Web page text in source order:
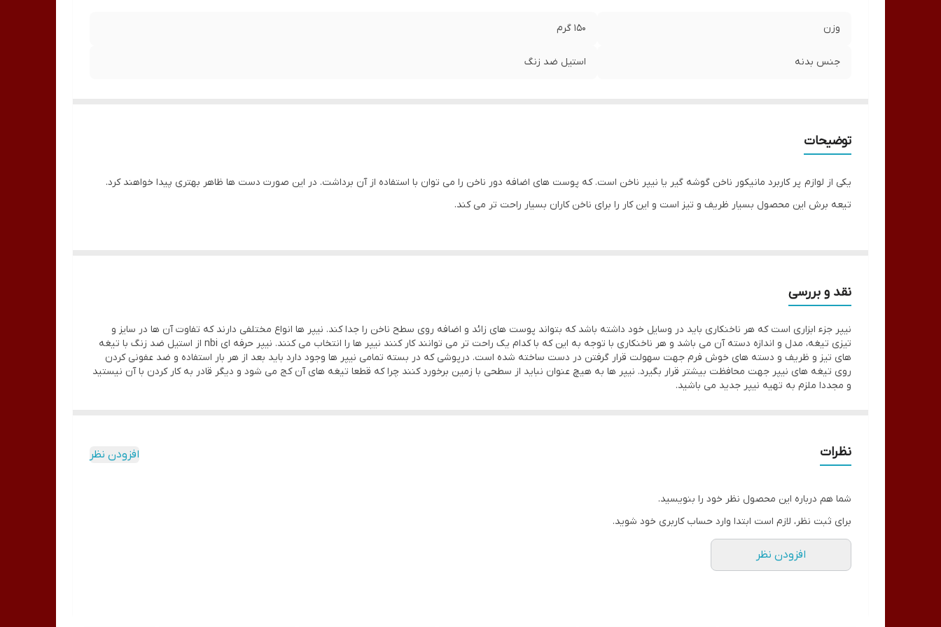
وزن 150 گرم
جنس بدنه استیل ضد زنگ
توضیحات
یکی از لوازم پر کاربرد مانیکور ناخن گوشه گیر یا نیپر ناخن است. که پوست های اضافه دور ناخن را می توان با استفاده از آن برداشت. در این صورت دست ها ظاهر بهتری پیدا خواهند کرد.
تیعه برش این محصول بسیار ظریف و تیز است و این کار را برای ناخن کاران بسیار راحت تر می کند.
نقد و بررسی
نیپر جزء ابزاری است که هر ناخنکاری باید در وسایل خود داشته باشد که بتواند پوست های زائد و اضافه روی سطح ناخن را جدا کند. نیپر ها انواع مختلفی دارند که تفاوت آن ها در سایز و
تیزی تیغه، مدل و اندازه دسته آن می باشد و هر ناخنکاری با توجه به این که با کدام یک راحت تر می توانند کار کنند نیپر ها را انتخاب می کنند. نیپر حرفه ای nbi از استیل ضد زنگ با تیغه
های تیز و ظریف و دسته های خوش فرم جهت سهولت قرار گرفتن در دست ساخته شده است. درپوشی که در بسته تمامی نیپر ها وجود دارد باید بعد از هر بار استفاده و ضد عفونی کردن
روی تیغه های نیپر جهت محافظت بیشتر قرار بگیرد. نیپر ها به هیچ عنوان نباید از سطحی با زمین برخورد کنند چرا که قطعا تیغه های آن کج می شود و دیگر قادر به کار کردن با آن نیستید
و مجددا ملزم به تهیه نیپر جدید می باشید.
نظرات افزودن نظر
شما هم درباره این محصول نظر خود را بنویسید.
برای ثبت نظر، لازم است ابتدا وارد حساب کاربری خود شوید.
افزودن نظر